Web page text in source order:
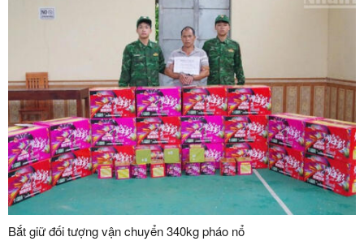
Bắt giữ đối tượng vận chuyển 340kg pháo nổ